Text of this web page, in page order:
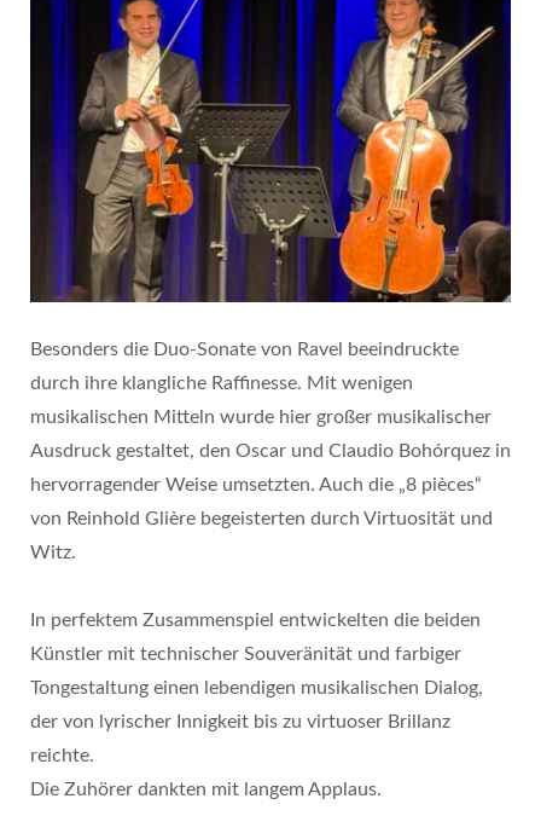
Besonders die Duo-Sonate von Ravel beeindruckte
durch ihre klangliche Raffinesse. Mit wenigen
musikalischen Mitteln wurde hier großer musikalischer
Ausdruck gestaltet, den Oscar und Claudio Bohórquez in
hervorragender Weise umsetzten. Auch die „8 pièces“
von Reinhold Glière begeisterten durch Virtuosität und
Witz.
In perfektem Zusammenspiel entwickelten die beiden
Künstler mit technischer Souveränität und farbiger
Tongestaltung einen lebendigen musikalischen Dialog,
der von lyrischer Innigkeit bis zu virtuoser Brillanz
reichte.
Die Zuhörer dankten mit langem Applaus.